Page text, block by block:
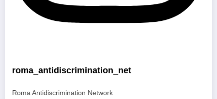
roma_antidiscrimination_net
Roma Antidiscrimination Network